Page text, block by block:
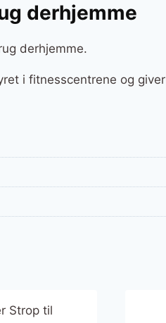
derhjemme
derhjemme.
i fitnesscentrene og giver